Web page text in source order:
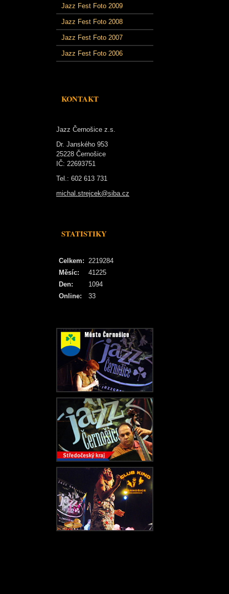
Jazz Fest Foto 2009
Jazz Fest Foto 2008
Jazz Fest Foto 2007
Jazz Fest Foto 2006
KONTAKT
Jazz Černošice z.s.
Dr. Janského 953
25228 Černošice
IČ: 22693751
Tel.: 602 613 731
michal.strejcek@siba.cz
STATISTIKY
Online: 33
Celkem: 2219284
Měsíc:
41225
Den:
1094